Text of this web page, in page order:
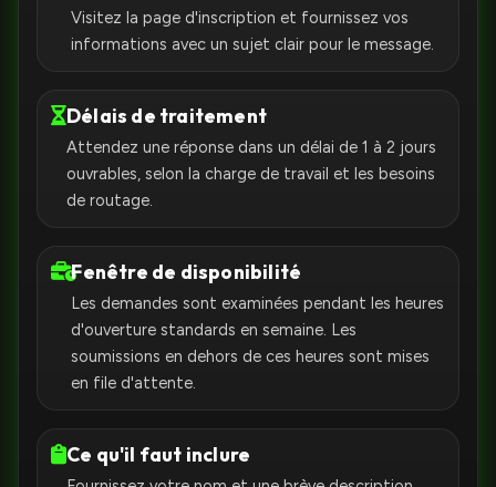
Visitez la page d'inscription et fournissez vos
informations avec un sujet clair pour le message.
Délais de traitement
Attendez une réponse dans un délai de 1 à 2 jours
ouvrables, selon la charge de travail et les besoins
de routage.
Fenêtre de disponibilité
Les demandes sont examinées pendant les heures
d'ouverture standards en semaine. Les
soumissions en dehors de ces heures sont mises
en file d'attente.
Ce qu'il faut inclure